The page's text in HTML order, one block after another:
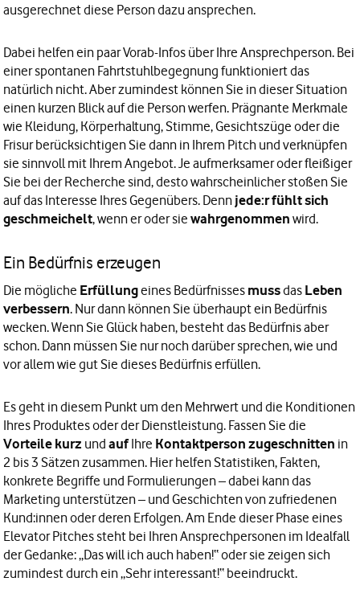
ausgerechnet diese Person dazu ansprechen.
Dabei helfen ein paar Vorab-Infos über Ihre Ansprechperson. Bei
einer spontanen Fahrtstuhlbegegnung funktioniert das
natürlich nicht. Aber zumindest können Sie in dieser Situation
einen kurzen Blick auf die Person werfen. Prägnante Merkmale
wie Kleidung, Körperhaltung, Stimme, Gesichtszüge oder die
Frisur berücksichtigen Sie dann in Ihrem Pitch und verknüpfen
sie sinnvoll mit Ihrem Angebot. Je aufmerksamer oder fleißiger
Sie bei der Recherche sind, desto wahrscheinlicher stoßen Sie
auf das Interesse Ihres Gegenübers. Denn jede:r fühlt sich
geschmeichelt, wenn er oder sie wahrgenommen wird.
Ein Bedürfnis erzeugen
Die mögliche Erfüllungeines Bedürfnisses mussdas Leben
verbessern. Nur dann können Sie überhaupt ein Bedürfnis
wecken. Wenn Sie Glück haben, besteht das Bedürfnis aber
schon. Dann müssen Sie nur noch darüber sprechen, wie und
vor allem wie gut Sie dieses Bedürfnis erfüllen.
Es geht in diesem Punkt um den Mehrwert und die Konditionen
Ihres Produktes oder der Dienstleistung. Fassen Sie die
Vorteile kurz und aufIhre Kontaktperson zugeschnitten in
2 bis 3 Sätzen zusammen. Hier helfen Statistiken, Fakten,
konkrete Begriffe und Formulierungen – dabei kann das
Marketing unterstützen – und Geschichten von zufriedenen
Kund:innen oder deren Erfolgen. Am Ende dieser Phase eines
Elevator Pitches steht bei Ihren Ansprechpersonen im Idealfall
der Gedanke: „Das will ich auch haben!“ oder sie zeigen sich
zumindest durch ein „Sehr interessant!“ beeindruckt.